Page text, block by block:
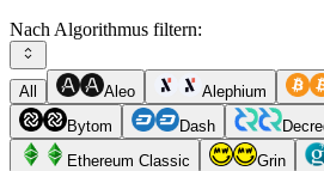
Nach Algorithmus filtern:
All Aleo Alephium
Bytom
Dash
Ethereum Classic
Grin